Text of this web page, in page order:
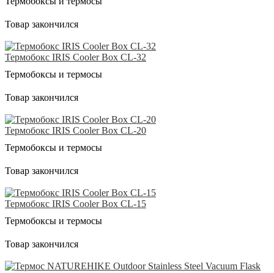
Товар закончился
Термобокс IRIS Cooler Box CL-32
Термобоксы и термосы
Товар закончился
Термобокс IRIS Cooler Box CL-20
Термобоксы и термосы
Товар закончился
Термобокс IRIS Cooler Box CL-15
Термобоксы и термосы
Товар закончился